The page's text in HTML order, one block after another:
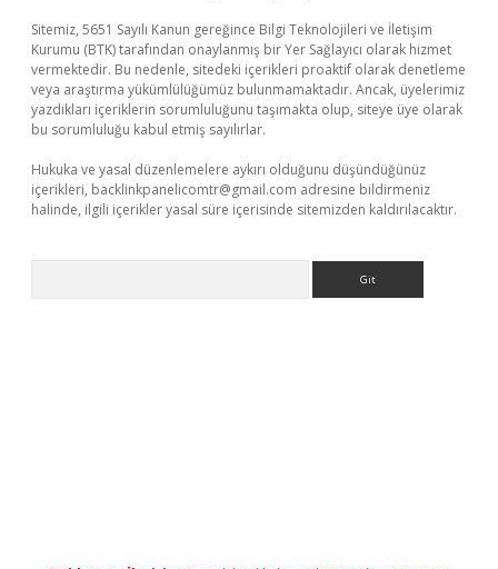
Sitemiz, 5651 Sayılı Kanun gereğince Bilgi Teknolojileri ve İletişim
Kurumu (BTK) tarafından onaylanmış bir Yer Sağlayıcı olarak hizmet
vermektedir. Bu nedenle, sitedeki içerikleri proaktif olarak denetleme
veya araştırma yükümlülüğümüz bulunmamaktadır. Ancak, üyelerimiz
yazdıkları içeriklerin sorumluluğunu taşımakta olup, siteye üye olarak
bu sorumluluğu kabul etmiş sayılırlar.
Hukuka ve yasal düzenlemelere aykırı olduğunu düşündüğünüz
içerikleri, backlinkpanelicomtr@gmail.com adresine bildirmeniz
halinde, ilgili içerikler yasal süre içerisinde sitemizden kaldırılacaktır.